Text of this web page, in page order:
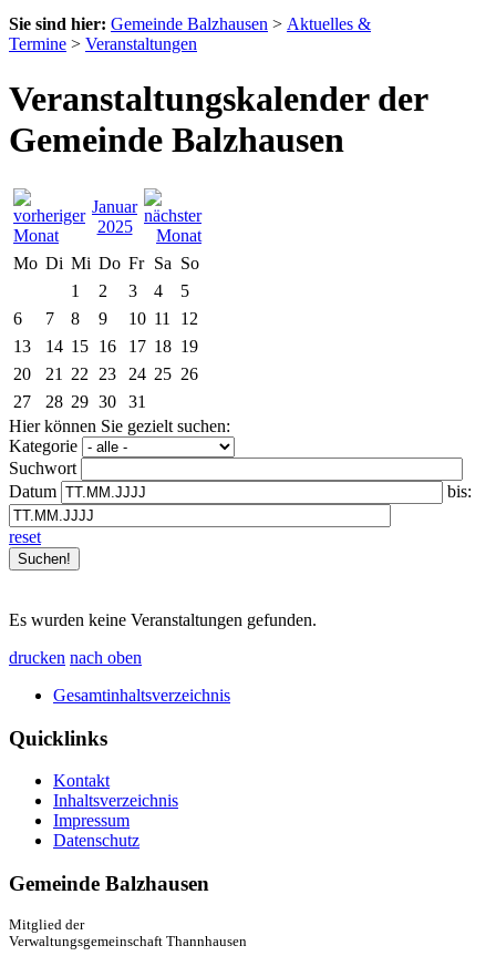
Sie sind hier: Gemeinde Balzhausen > Aktuelles &
Termine > Veranstaltungen
Veranstaltungskalender der
Gemeinde Balzhausen
Januar
2025
Mo Di Mi Do Fr Sa So
1
2 3 4
5
6
7 8 9 10 11
12
13
14 15 16 17 18 19
20
21 22 23 24 25 26
27
28 29 30
31
Hier können Sie gezielt suchen:
Kategorie
Suchwort
Datum
bis:
reset
Es wurden keine Veranstaltungen gefunden.
drucken nach oben
Gesamtinhaltsverzeichnis
Quicklinks
Kontakt
Inhaltsverzeichnis
Impressum
Datenschutz
Gemeinde Balzhausen
Mitglied der
Verwaltungsgemeinschaft Thannhausen